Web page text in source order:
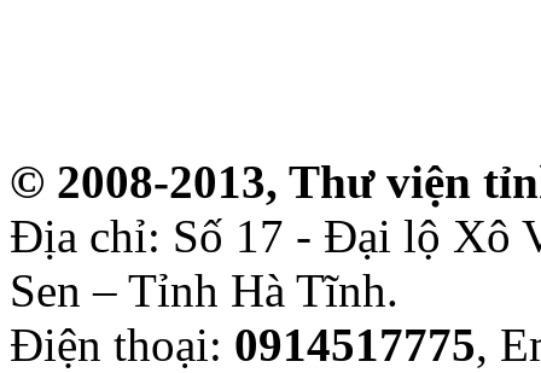
© 2008-2013, Thư viện
Địa chỉ: Số 17 - Đại lộ Xô
Sen – Tỉnh Hà Tĩnh.
Điện thoại: 0914517775,